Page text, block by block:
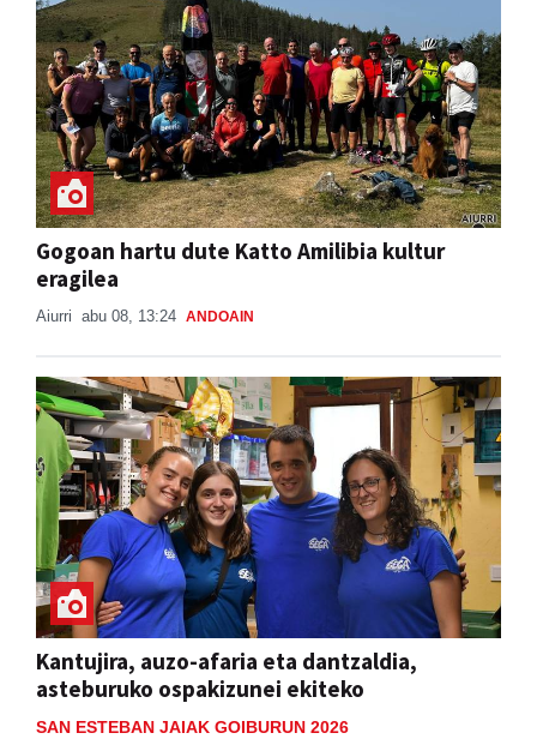
Gogoan hartu dute Katto Amilibia kultur
eragilea
Aiurri abu 08, 13:24 ANDOAIN
Kantujira, auzo-afaria eta dantzaldia,
asteburuko ospakizunei ekiteko
SAN ESTEBAN JAIAK GOIBURUN 2026